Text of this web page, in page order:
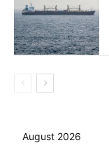
August 2026